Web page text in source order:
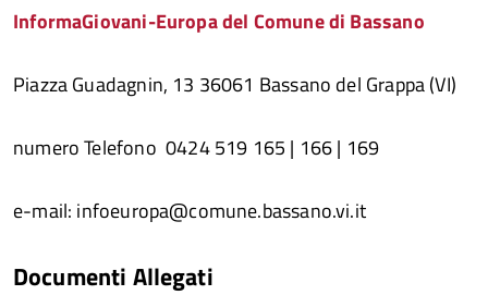
InformaGiovani-Europa del Comune di Bassano
Piazza Guadagnin, 13 36061 Bassano del Grappa (VI)
numero Telefono 0424 519 165 | 166 | 169
e-mail: infoeuropa@comune.bassano.vi.it
Documenti Allegati